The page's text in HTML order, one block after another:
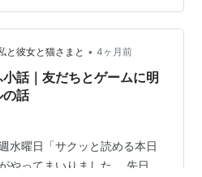
列になり、ポケモンを託され
と彼女と猫さまと • 4ヶ月前
小話｜友だちとゲームに明
の話